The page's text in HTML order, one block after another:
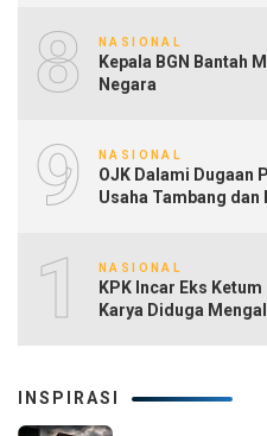
8 NASIONAL
Kepala BGN Bantah
Negara
9 NASIONAL
OJK Dalami Dugaan
Usaha Tambang dan
10NASIONAL
KPK Incar Eks
Karya Diduga
INSPIRASI